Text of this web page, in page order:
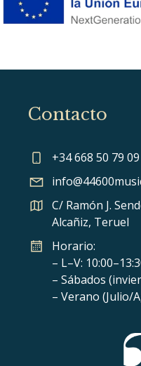
Contacto
+34 668 50 79 09
C/ Ramón J.
Alcañiz, Teruel
Horario:
– L–V:
– Sábados
– Verano (Julio/